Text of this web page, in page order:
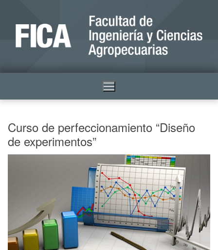
Curso de perfeccionamiento “Diseño
de experimentos”